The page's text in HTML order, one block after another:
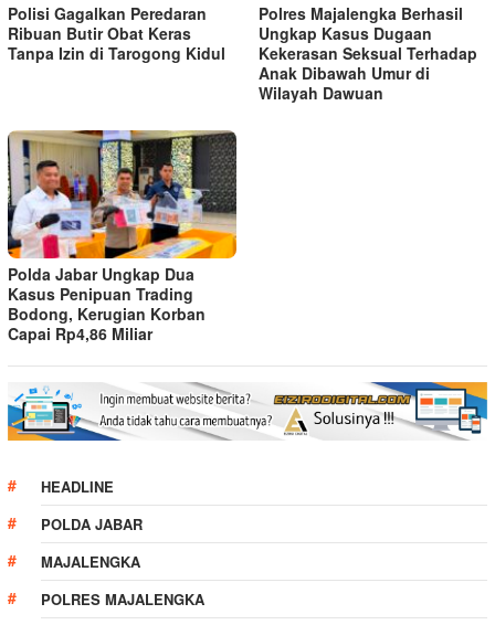
Polisi Gagalkan Peredaran
Ribuan Butir Obat Keras
Tanpa Izin di Tarogong Kidul
Polres Majalengka Berhasil
Ungkap Kasus Dugaan
Kekerasan Seksual Terhadap
Anak Dibawah Umur di
Wilayah Dawuan
Polda Jabar Ungkap Dua
Kasus Penipuan Trading
Bodong, Kerugian Korban
Capai Rp4,86 Miliar
HEADLINE
POLDA JABAR
MAJALENGKA
POLRES MAJALENGKA